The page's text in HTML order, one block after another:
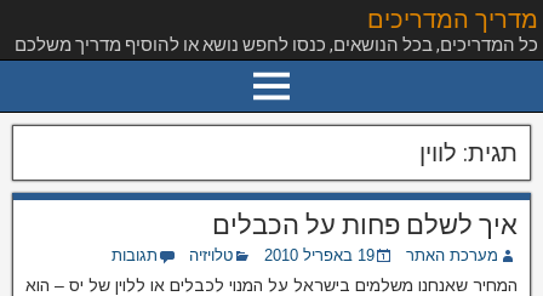
מדריך המדריכים
כל המדריכים, בכל הנושאים, כנסו לחפש נושא או להוסיף מדריך משלכם
תגית: לווין
איך לשלם פחות על הכבלים
מערכת האתר 19 באפריל 2010 טלויזיה תגובות
המחיר שאנחנו משלמים בישראל על המנוי לכבלים או ללוין של יס – הוא